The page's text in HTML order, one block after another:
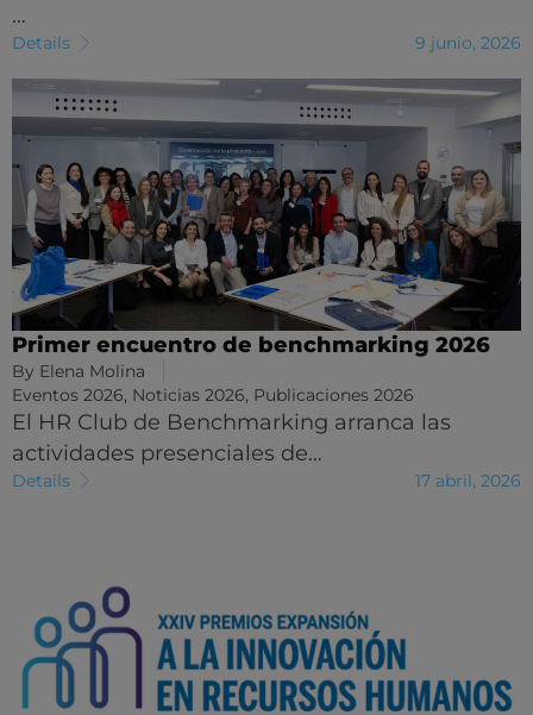
…
Details 9 junio, 2026
Primer encuentro de benchmarking 2026
By Elena Molina
Eventos 2026, Noticias 2026, Publicaciones 2026
El HR Club de Benchmarking arranca las
actividades presenciales de…
Details 17 abril, 2026